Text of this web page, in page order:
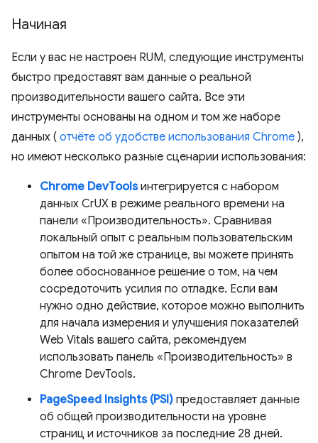
Начиная
Если у вас не настроен RUM, следующие инструменты
быстро предоставят вам данные о реальной
производительности вашего сайта. Все эти
инструменты основаны на одном и том же наборе
данных ( отчёте об удобстве использования Chrome ),
но имеют несколько разные сценарии использования:
Chrome DevToolsинтегрируется с набором
данных CrUX в режиме реального времени на
панели «Производительность». Сравнивая
локальный опыт с реальным пользовательским
опытом на той же странице, вы можете принять
более обоснованное решение о том, на чем
сосредоточить усилия по отладке. Если вам
нужно одно действие, которое можно выполнить
для начала измерения и улучшения показателей
Web Vitals вашего сайта, рекомендуем
использовать панель «Производительность» в
Chrome DevTools.
PageSpeed ​​Insights (PSI) предоставляет данные
об общей производительности на уровне
страниц и источников за последние 28 дней.